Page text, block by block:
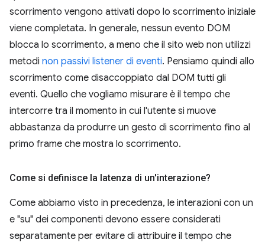
scorrimento vengono attivati dopo lo scorrimento iniziale
viene completata. In generale, nessun evento DOM
blocca lo scorrimento, a meno che il sito web non utilizzi
metodi non passivi listener di eventi. Pensiamo quindi allo
scorrimento come disaccoppiato dal DOM tutti gli
eventi. Quello che vogliamo misurare è il tempo che
intercorre tra il momento in cui l'utente si muove
abbastanza da produrre un gesto di scorrimento fino al
primo frame che mostra lo scorrimento.
Come si definisce la latenza di un'interazione?
Come abbiamo visto in precedenza, le interazioni con un
e "su" dei componenti devono essere considerati
separatamente per evitare di attribuire il tempo che